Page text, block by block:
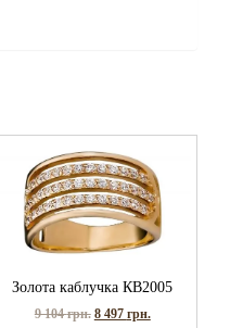
Золота каблучка КВ2005
9 104грн. 8 497 грн.